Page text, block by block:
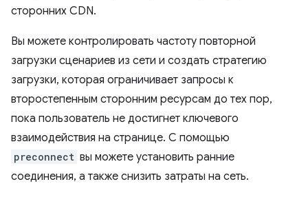
сторонних CDN.
Вы можете контролировать частоту повторной
загрузки сценариев из сети и создать стратегию
загрузки, которая ограничивает запросы к
второстепенным сторонним ресурсам до тех пор,
пока пользователь не достигнет ключевого
взаимодействия на странице. С помощью
preconnect вы можете установить ранние
соединения, а также снизить затраты на сеть.